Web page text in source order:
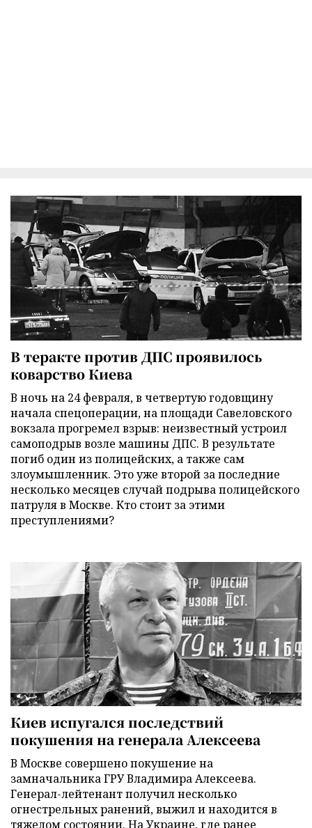
В теракте против ДПС проявилось
коварство Киева
В ночь на 24 февраля, в четвертую годовщину
начала спецоперации, на площади Савеловского
вокзала прогремел взрыв: неизвестный устроил
самоподрыв возле машины ДПС. В результате
погиб один из полицейских, а также сам
злоумышленник. Это уже второй за последние
несколько месяцев случай подрыва полицейского
патруля в Москве. Кто стоит за этими
преступлениями?
Киев испугался последствий
покушения на генерала Алексеева
В Москве совершено покушение на
замначальника ГРУ Владимира Алексеева.
Генерал-лейтенант получил несколько
огнестрельных ранений, выжил и находится в
тяжелом состоянии. На Украине, где ранее